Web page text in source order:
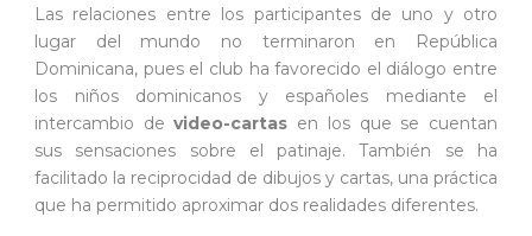
Las relaciones entre los participantes de uno y otro
lugar del mundo no terminaron en República
Dominicana, pues el club ha favorecido el diálogo entre
los niños dominicanos y españoles mediante el
intercambio devideo-cartas en los que se cuentan
sus sensaciones sobre el patinaje. También se ha
facilitado la reciprocidad de dibujos y cartas, una práctica
que ha permitido aproximar dos realidades diferentes.